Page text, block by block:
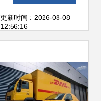
更新时间：2026-08-08
12:56:16